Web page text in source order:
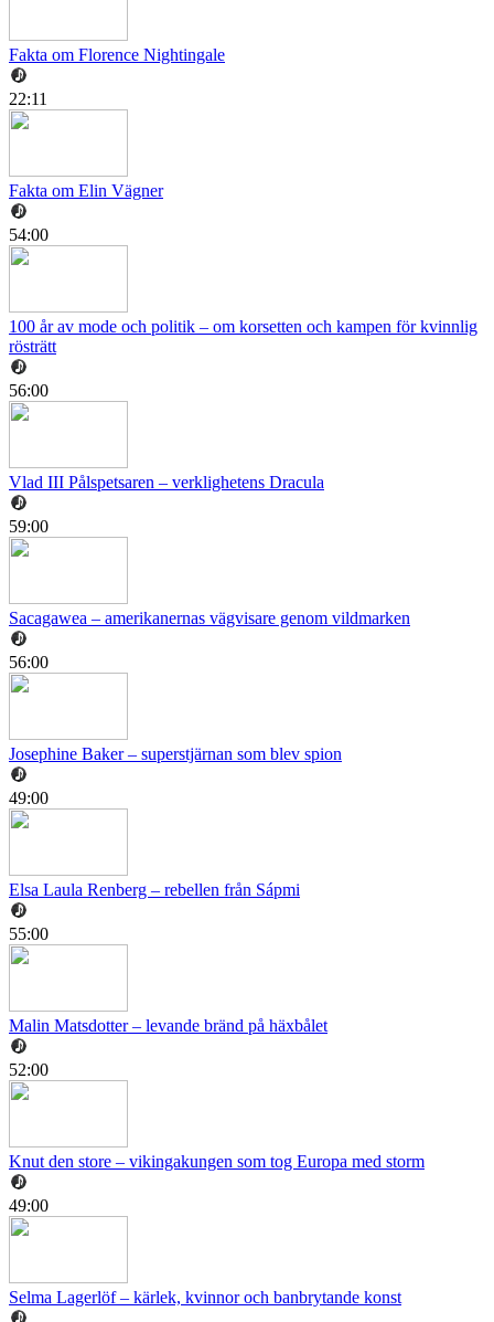
Fakta om Florence Nightingale
22:11
Fakta om Elin Vägner
54:00
100 år av mode och politik – om korsetten och kampen för kvinnlig
rösträtt
56:00
Vlad III Pålspetsaren – verklighetens Dracula
59:00
Sacagawea – amerikanernas vägvisare genom vildmarken
56:00
Josephine Baker – superstjärnan som blev spion
49:00
Elsa Laula Renberg – rebellen från Sápmi
55:00
Malin Matsdotter – levande bränd på häxbålet
52:00
Knut den store – vikingakungen som tog Europa med storm
49:00
Selma Lagerlöf – kärlek, kvinnor och banbrytande konst